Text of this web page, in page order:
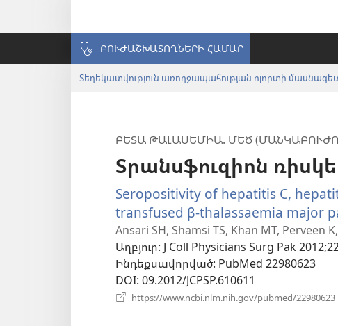
ԲՈՒԺԱՇԽԱՏՈՂՆԵՐԻ ՀԱՄԱՐ
ԲԵՏԱ ԹԱԼԱՍԵՄԻԱ. ՄԵԾ
Տրանսֆուզիոն
Seropositivity of hepatitis C,
transfused β-thalassaemia major
Ansari SH, Shamsi TS, Khan MT, Perveen
Աղբյուր‎: J Coll Physicians Surg Pak
Ինդեքսավորված‎: PubMed 22980623
DOI‎: 09.2012/JCPSP.610611
https://www.ncbi.nlm.nih.gov/pubmed/22980623